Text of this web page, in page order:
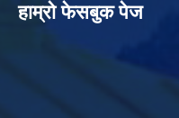
हाम्रो फेसबुक पेज